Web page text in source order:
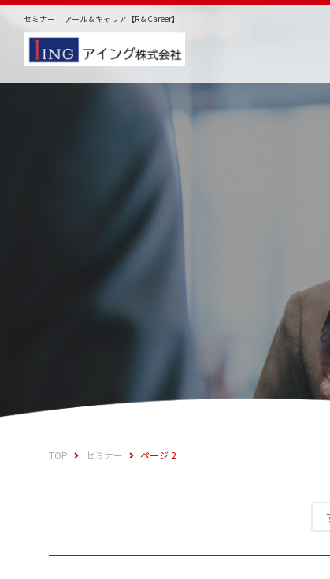
セミナー ｜アール＆キャリア【R＆Career】
TOP セミナー ページ 2